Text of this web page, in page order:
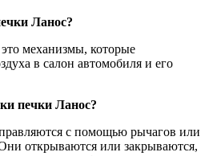
Ланос?
механизмы, которые
в салон автомобиля и его
печки Ланос?
с помощью рычагов или
открываются или закрываются,